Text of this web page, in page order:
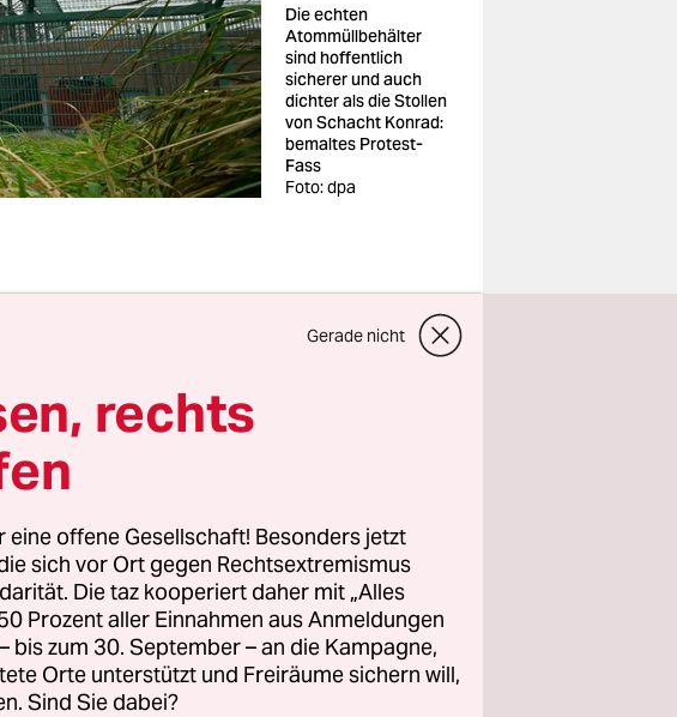
Die echten
Atommüllbehälter
sind hoffentlich
sicherer und auch
dichter als die Stollen
von Schacht Konrad:
bemaltes Protest-
Fass
Foto: dpa
Schacht Konrad
hinnehmen.
am Freitag einen
(BUND)
erwirken wollen,
für den Bau des
zurücknimmt. Die
inhaltlicher
Konrad kann damit
Gerade nicht
rechts
offene Gesellschaft! Besonders jetzt
sich vor Ort gegen Rechtsextremismus
Die taz kooperiert daher mit „Alles
Prozent aller Einnahmen aus Anmeldungen
bis zum 30. September – an die Kampagne,
Orte unterstützt und Freiräume sichern will,
Sind Sie dabei?